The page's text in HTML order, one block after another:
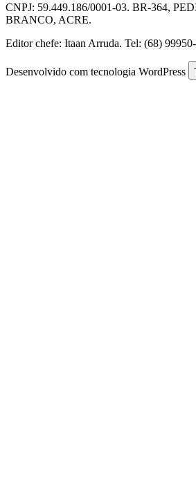
CNPJ: 59.449.186/0001-03. BR-364,
BRANCO, ACRE.
Editor chefe: Itaan Arruda. Tel: (68)
Desenvolvido com tecnologia WordPress